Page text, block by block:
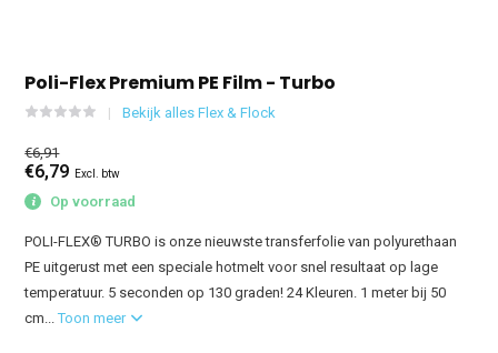
Poli-Flex Premium PE Film - Turbo
Bekijk alles Flex & Flock
€6,91
€6,79 Excl. btw
Op voorraad
POLI-FLEX® TURBO is onze nieuwste transferfolie van polyurethaan
PE uitgerust met een speciale hotmelt voor snel resultaat op lage
temperatuur. 5 seconden op 130 graden! 24 Kleuren. 1 meter bij 50
cm...Toon meer